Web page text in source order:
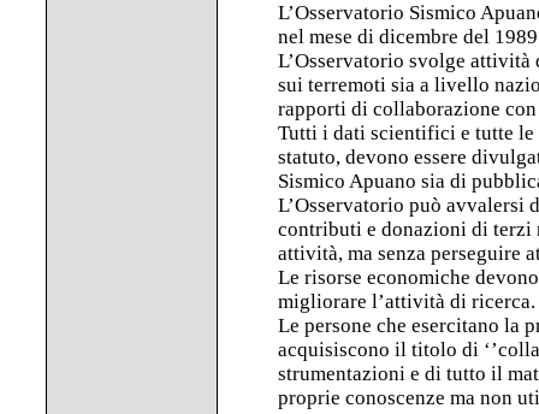
L’Osservatorio Sismico
nel mese di dicembre del
L’Osservatorio svolge
sui terremoti sia a livello
rapporti di collaborazione
Tutti i dati scientifici e tutte le
statuto, devono essere
Sismico Apuano sia di
L’Osservatorio può avvalersi
contributi e donazioni di terzi
attività, ma senza perseguire
Le risorse economiche
migliorare l’attività di ricerca.
Le persone che esercitano la
acquisiscono il titolo di
strumentazioni e di tutto il
proprie conoscenze ma non